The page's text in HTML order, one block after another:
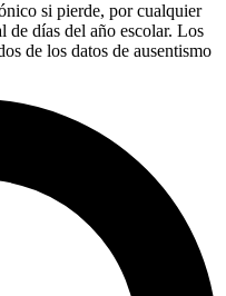
si pierde, por cualquier
de días del año escolar. Los
de los datos de ausentismo